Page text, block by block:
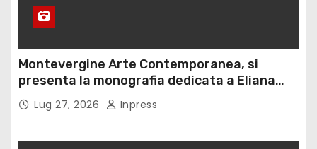
Montevergine Arte Contemporanea, si
presenta la monografia dedicata a Eliana
Adorno
Lug 27, 2026 Inpress